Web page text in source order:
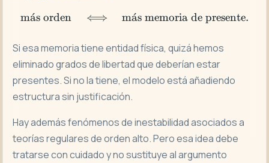
\text{más orden} \quad
ma
ˊs orden ⟺ ma
ˊs memoria de presente.
Si esa memoria tiene entidad física, quizá hemos
eliminado grados de libertad que deberían estar
presentes. Si no la tiene, el modelo está añadiendo
estructura sin justificación.
Hay además fenómenos de inestabilidad asociados a
teorías regulares de orden alto. Pero esa idea debe
tratarse con cuidado y no sustituye al argumento